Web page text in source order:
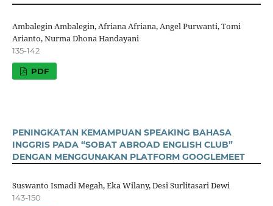
Ambalegin Ambalegin, Afriana Afriana, Angel Purwanti, Tomi
Arianto, Nurma Dhona Handayani
135-142
PDF
PENINGKATAN KEMAMPUAN SPEAKING BAHASA
INGGRIS PADA “SOBAT ABROAD ENGLISH CLUB”
DENGAN MENGGUNAKAN PLATFORM GOOGLEMEET
Suswanto Ismadi Megah, Eka Wilany, Desi Surlitasari Dewi
143-150